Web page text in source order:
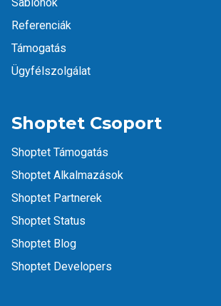
Referenciák
Támogatás
Ügyfélszolgálat
Shoptet Csoport
Shoptet Támogatás
Shoptet Alkalmazások
Shoptet Partnerek
Shoptet Status
Shoptet Blog
Shoptet Developers